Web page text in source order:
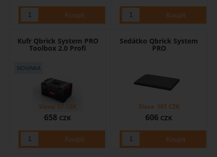
Kufr Qbrick System PRO
Toolbox 2.0 Profi
658 CZK
Sleva 57 CZK
Sedátko Qbrick System
PRO
606 CZK
Sleva 107 CZK